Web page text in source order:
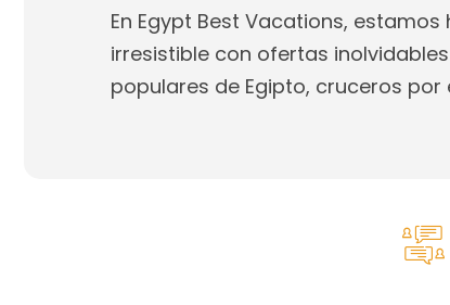
En Egypt Best Vacations,
irresistible con ofertas
populares de Egipto, cruceros por